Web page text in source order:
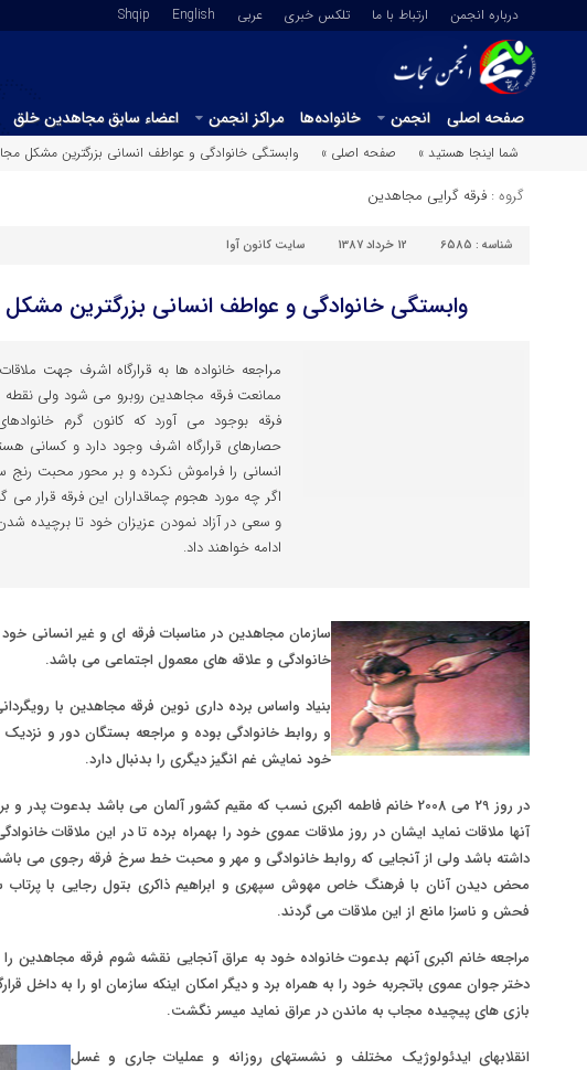
درباره انجمن ارتباط با ما تلکس خبری عربي English
Shqip
صفحه اصلی انجمن خانواده‌ها مراکز انجمن اعضاء سابق مجاهدین خلق
شما اینجا هستید »
صفحه اصلی » وابستگی خانوادگی و عواطف انسانی بزرگترین مشکل
گروه : فرقه گرایی مجاهدین
شناسه : 6585 12 خرداد 1387 سایت کانون آوا
وابستگی خانوادگی و عواطف انسانی بزرگترین
مراجعه خانواده ها به قرارگاه اشرف جهت
ممانعت فرقه مجاهدین روبرو می شود ولی نقطه
فرقه بوجود می آورد که کانون گرم
حصارهای قرارگاه اشرف وجود دارد و کسانی
انسانی را فراموش نکرده و بر محور محبت رنج
اگر چه مورد هجوم چماقداران این فرقه قرار
و سعی در آزاد نمودن عزیزان خود تا برچیده
ادامه خواهند داد.
سازمان مجاهدین در مناسبات فرقه ای و غیر انسانی
خانوادگی و علاقه های معمول اجتماعی می باشد.
بنیاد واساس برده داری نوین فرقه مجاهدین با
و روابط خانوادگی بوده و مراجعه بستگان دور و نزدیک
خود نمایش غم انگیز دیگری را بدنبال دارد.
در روز 29 می 2008 خانم فاطمه اکبری نسب که مقیم کشور آلمان می باشد بدعوت پدر
آنها ملاقات نماید ایشان در روز ملاقات عموی خود را بهمراه برده تا در این ملاقات
داشته باشد ولی از آنجایی که روابط خانوادگی و مهر و محبت خط سرخ فرقه رجوی می باشد
محض دیدن آنان با فرهنگ خاص مهوش سپهری و ابراهیم ذاکری بتول رجایی با
فحش و ناسزا مانع از این ملاقات می گردند.
مراجعه خانم اکبری آنهم بدعوت خانواده خود به عراق آنجایی نقشه شوم فرقه مجاهدین
دختر جوان عموی باتجربه خود را به همراه برد و دیگر امکان اینکه سازمان او را به داخل
بازی های پیچیده مجاب به ماندن در عراق نماید میسر نگشت.
انقلابهای ایدئولوژیک مختلف و نشستهای روزانه و عملیات جاری و غسل